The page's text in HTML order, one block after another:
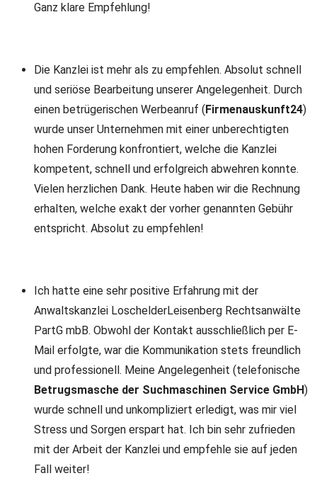
Ganz klare Empfehlung!
Die Kanzlei ist mehr als zu empfehlen. Absolut schnell
und seriöse Bearbeitung unserer Angelegenheit. Durch
einen betrügerischen Werbeanruf (Firmenauskunft24)
wurde unser Unternehmen mit einer unberechtigten
hohen Forderung konfrontiert, welche die Kanzlei
kompetent, schnell und erfolgreich abwehren konnte.
Vielen herzlichen Dank. Heute haben wir die Rechnung
erhalten, welche exakt der vorher genannten Gebühr
entspricht. Absolut zu empfehlen!
Ich hatte eine sehr positive Erfahrung mit der
Anwaltskanzlei LoschelderLeisenberg Rechtsanwälte
PartG mbB. Obwohl der Kontakt ausschließlich per E-
Mail erfolgte, war die Kommunikation stets freundlich
und professionell. Meine Angelegenheit (telefonische
Betrugsmasche der Suchmaschinen Service GmbH)
wurde schnell und unkompliziert erledigt, was mir viel
Stress und Sorgen erspart hat. Ich bin sehr zufrieden
mit der Arbeit der Kanzlei und empfehle sie auf jeden
Fall weiter!